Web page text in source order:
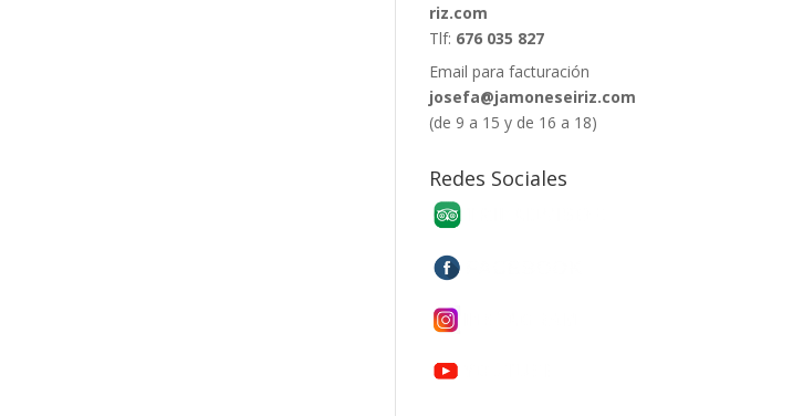
riz.com
Tlf: 676 035 827
Email para facturación
josefa@jamoneseiriz.com
(de 9 a 15 y de 16 a 18)
Redes Sociales